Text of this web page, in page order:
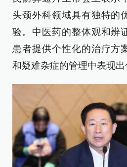
头颈外科领域具有独特的
验。中医药的整体观和辨
患者提供个性化的治疗方
和疑难杂症的管理中表现出